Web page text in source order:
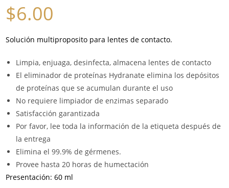
$6.00
Solución multiproposito para lentes de contacto.
Limpia, enjuaga, desinfecta, almacena lentes de contacto
El eliminador de proteínas Hydranate elimina los depósitos
de proteínas que se acumulan durante el uso
No requiere limpiador de enzimas separado
Satisfacción garantizada
Por favor, lee toda la información de la etiqueta después de
la entrega
Elimina el 99.9% de gérmenes.
Provee hasta 20 horas de humectación
Presentación: 60 ml